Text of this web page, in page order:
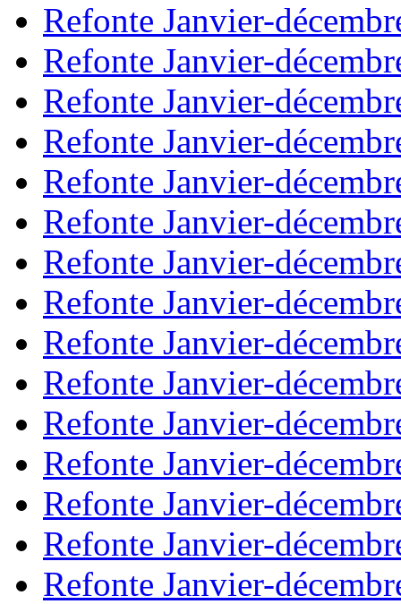
Refonte Janvier-
Refonte Janvier-
Refonte Janvier-
Refonte Janvier-
Refonte Janvier-
Refonte Janvier-
Refonte Janvier-
Refonte Janvier-
Refonte Janvier-
Refonte Janvier-
Refonte Janvier-
Refonte Janvier-
Refonte Janvier-
Refonte Janvier-
Refonte Janvier-